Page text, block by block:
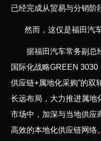
已经完成从贸易与分销阶
然而，这仅是福田汽
据福田汽车常务副总
国际化战略GREEN 3030
供应链+属地化采购”的双
长远布局，大力推进属地
市场中，加深与当地供应
高效的本地化供应链网络